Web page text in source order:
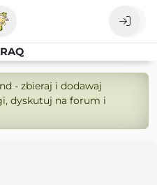
- zbieraj i dodawaj
dyskutuj na forum i